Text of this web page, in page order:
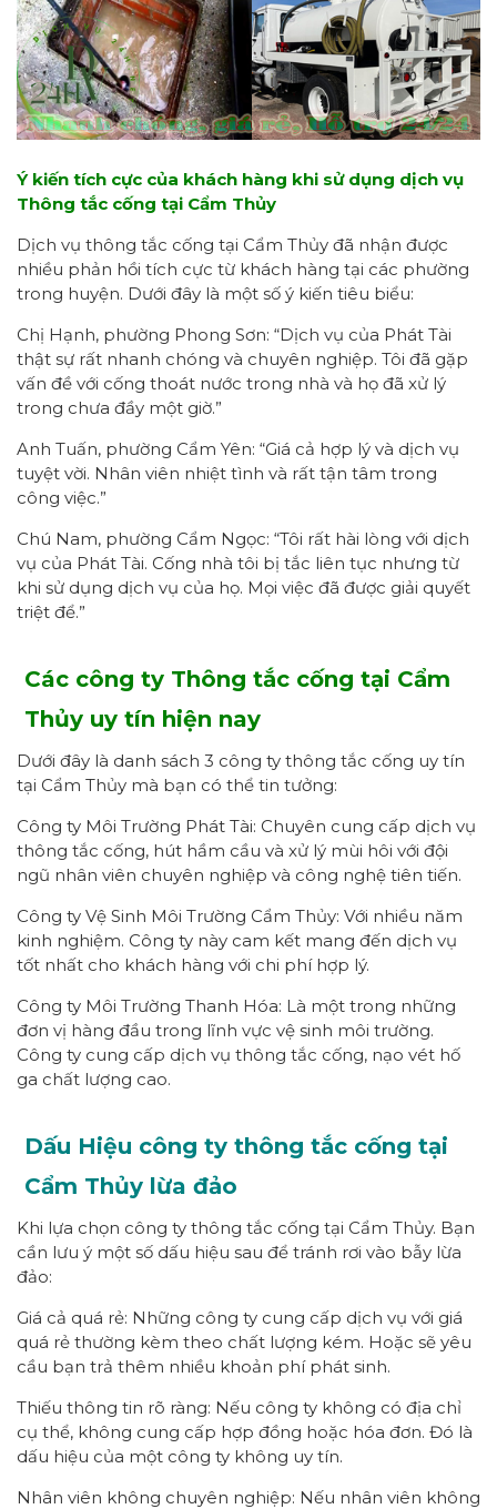
Ý kiến tích cực của khách hàng khi sử dụng dịch vụ
Thông tắc cống tại Cẩm Thủy
Dịch vụ thông tắc cống tại Cẩm Thủy đã nhận được
nhiều phản hồi tích cực từ khách hàng tại các phường
trong huyện. Dưới đây là một số ý kiến tiêu biểu:
Chị Hạnh, phường Phong Sơn: “Dịch vụ của Phát Tài
thật sự rất nhanh chóng và chuyên nghiệp. Tôi đã gặp
vấn đề với cống thoát nước trong nhà và họ đã xử lý
trong chưa đầy một giờ.”
Anh Tuấn, phường Cẩm Yên: “Giá cả hợp lý và dịch vụ
tuyệt vời. Nhân viên nhiệt tình và rất tận tâm trong
công việc.”
Chú Nam, phường Cẩm Ngọc: “Tôi rất hài lòng với dịch
vụ của Phát Tài. Cống nhà tôi bị tắc liên tục nhưng từ
khi sử dụng dịch vụ của họ. Mọi việc đã được giải quyết
triệt để.”
Các công ty Thông tắc cống tại Cẩm
Thủy uy tín hiện nay
Dưới đây là danh sách 3 công ty thông tắc cống uy tín
tại Cẩm Thủy mà bạn có thể tin tưởng:
Công ty Môi Trường Phát Tài: Chuyên cung cấp dịch vụ
thông tắc cống, hút hầm cầu và xử lý mùi hôi với đội
ngũ nhân viên chuyên nghiệp và công nghệ tiên tiến.
Công ty Vệ Sinh Môi Trường Cẩm Thủy: Với nhiều năm
kinh nghiệm. Công ty này cam kết mang đến dịch vụ
tốt nhất cho khách hàng với chi phí hợp lý.
Công ty Môi Trường Thanh Hóa: Là một trong những
đơn vị hàng đầu trong lĩnh vực vệ sinh môi trường.
Công ty cung cấp dịch vụ thông tắc cống, nạo vét hố
ga chất lượng cao.
Dấu Hiệu công ty thông tắc cống tại
Cẩm Thủy lừa đảo
Khi lựa chọn công ty thông tắc cống tại Cẩm Thủy. Bạn
cần lưu ý một số dấu hiệu sau để tránh rơi vào bẫy lừa
đảo:
Giá cả quá rẻ: Những công ty cung cấp dịch vụ với giá
quá rẻ thường kèm theo chất lượng kém. Hoặc sẽ yêu
cầu bạn trả thêm nhiều khoản phí phát sinh.
Thiếu thông tin rõ ràng: Nếu công ty không có địa chỉ
cụ thể, không cung cấp hợp đồng hoặc hóa đơn. Đó là
dấu hiệu của một công ty không uy tín.
Nhân viên không chuyên nghiệp: Nếu nhân viên không